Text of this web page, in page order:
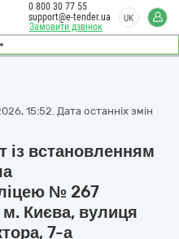
Замовити дзвінок
0 800 30 77 55
support@e-tender.ua
UK
15:52. Дата останніх змін
із встановленням
№ 267
Києва, вулиця
7-а